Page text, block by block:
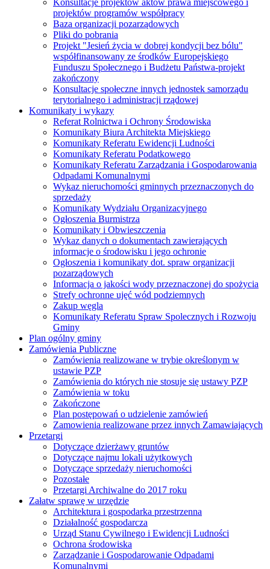
Konsultacje projektów aktów prawa miejscowego i
projektów programów współpracy
Baza organizacji pozarządowych
Pliki do pobrania
Projekt "Jesień życia w dobrej kondycji bez bólu"
współfinansowany ze środków Europejskiego
Funduszu Społecznego i Budżetu Państwa-projekt
zakończony
Konsultacje społeczne innych jednostek samorządu
terytorialnego i administracji rządowej
Komunikaty i wykazy
Referat Rolnictwa i Ochrony Środowiska
Komunikaty Biura Architekta Miejskiego
Komunikaty Referatu Ewidencji Ludności
Komunikaty Referatu Podatkowego
Komunikaty Referatu Zarządzania i Gospodarowania
Odpadami Komunalnymi
Wykaz nieruchomości gminnych przeznaczonych do
sprzedaży
Komunikaty Wydziału Organizacyjnego
Ogłoszenia Burmistrza
Komunikaty i Obwieszczenia
Wykaz danych o dokumentach zawierających
informacje o środowisku i jego ochronie
Ogłoszenia i komunikaty dot. spraw organizacji
pozarządowych
Informacja o jakości wody przeznaczonej do spożycia
Strefy ochronne ujęć wód podziemnych
Zakup węgla
Komunikaty Referatu Spraw Spolecznych i Rozwoju
Gminy
Plan ogólny gminy
Zamówienia Publiczne
Zamówienia realizowane w trybie określonym w
ustawie PZP
Zamówienia do których nie stosuje się ustawy PZP
Zamówienia w toku
Zakończone
Plan postępowań o udzielenie zamówień
Zamowienia realizowane przez innych Zamawiających
Przetargi
Dotyczące dzierżawy gruntów
Dotyczące najmu lokali użytkowych
Dotyczące sprzedaży nieruchomości
Pozostałe
Przetargi Archiwalne do 2017 roku
Załatw sprawę w urzędzie
Architektura i gospodarka przestrzenna
Działalność gospodarcza
Urząd Stanu Cywilnego i Ewidencji Ludności
Ochrona środowiska
Zarządzanie i Gospodarowanie Odpadami
Komunalnymi